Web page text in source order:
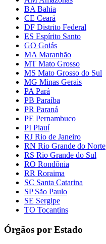
BA Bahia
CE Ceará
DF Distrito Federal
ES Espírito Santo
GO Goiás
MA Maranhão
MT Mato Grosso
MS Mato Grosso do Sul
MG Minas Gerais
PA Pará
PB Paraíba
PR Paraná
PE Pernambuco
PI Piauí
RJ Rio de Janeiro
RN Rio Grande do Norte
RS Rio Grande do Sul
RO Rondônia
RR Roraima
SC Santa Catarina
SP São Paulo
SE Sergipe
TO Tocantins
Órgãos por Estado